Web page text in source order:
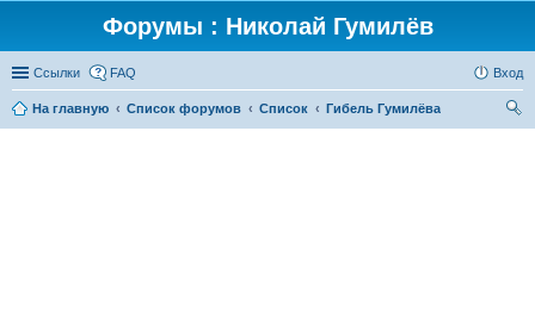
Форумы : Николай Гумилёв
Ссылки FAQ Вход
На главную Список форумов Список
Гибель Гумилёва